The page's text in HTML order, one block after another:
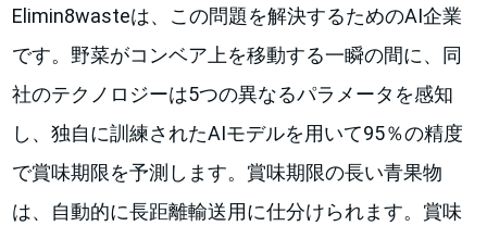
Elimin8wasteは、この問題を解決するためのAI企業
です。野菜がコンベア上を移動する一瞬の間に、同
社のテクノロジーは5つの異なるパラメータを感知
し、独自に訓練されたAIモデルを用いて95％の精度
で賞味期限を予測します。賞味期限の長い青果物
は、自動的に長距離輸送用に仕分けられます。賞味